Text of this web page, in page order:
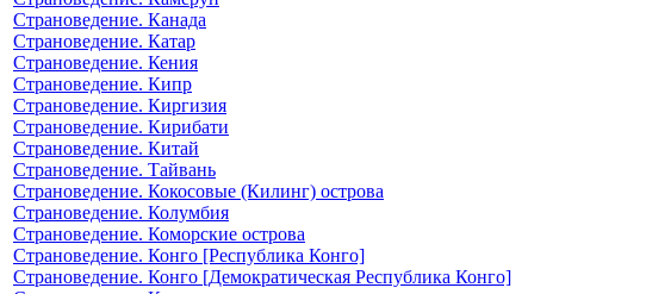
Страноведение. Канада
Страноведение. Катар
Страноведение. Кения
Страноведение. Кипр
Страноведение. Киргизия
Страноведение. Кирибати
Страноведение. Китай
Страноведение. Тайвань
Страноведение. Кокосовые (Килинг) острова
Страноведение. Колумбия
Страноведение. Коморские острова
Страноведение. Конго [Республика Конго]
Страноведение. Конго [Демократическая Республика Конго]